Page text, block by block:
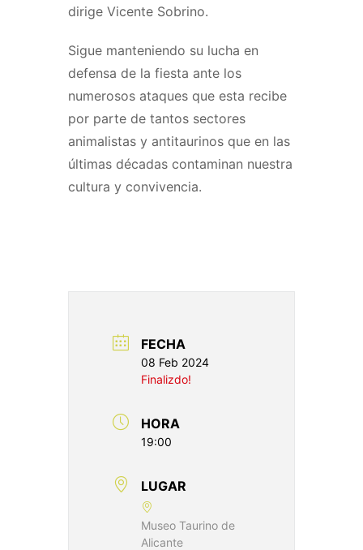
dirige Vicente Sobrino.
Sigue manteniendo su lucha en
defensa de la fiesta ante los
numerosos ataques que esta recibe
por parte de tantos sectores
animalistas y antitaurinos que en las
últimas décadas contaminan nuestra
cultura y convivencia.
FECHA
08 Feb 2024
Finalizdo!
HORA
19:00
LUGAR
Museo Taurino de
Alicante